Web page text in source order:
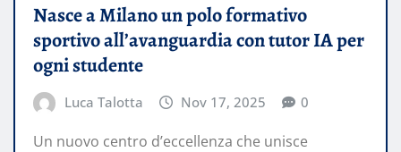
Nasce a Milano un polo formativo
sportivo all’avanguardia con tutor IA per
ogni studente
Luca Talotta Nov 17, 2025 0
Un nuovo centro d’eccellenza che unisce